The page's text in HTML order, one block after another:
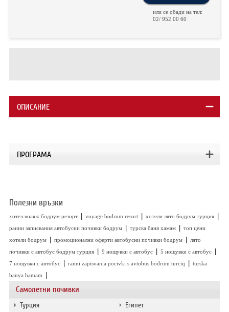
ЗА НАС
ОБЩИ УСЛОВИЯ ПАКЕТНИ
ПОЛИТИКА ЗА ПОВЕРИТЕЛНОСТ
Самолетни почивки
Турция
Египет
или се обади на тел:
02/ 952 00 60
ОПИСАНИЕ
ПРОГРАМА
Полезни връзки
хотел воаяж бодрум резорт | voyage bodrum resort | хотели лято бодрум турция |
ранни записвания автобусни почивки бодрум | турска баня хамам | топ цени
хотели бодрум | промоционални оферти автобусни почивки бодрум | лято
почивки с автобус бодрум турция | 9 нощувки с автобус | 5 нощувки с автобус |
7 нощувки с автобус | ranni zapisvania pocivki s avtobus bodrum turciq | turska
banya hamam
|